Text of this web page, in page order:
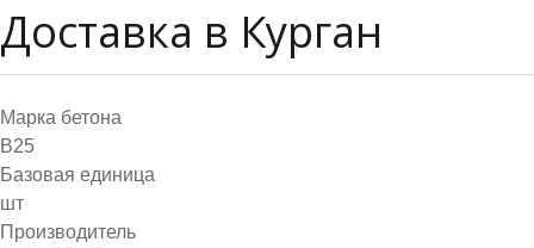
Доставка в Курган
Марка бетона
B25
Базовая единица
шт
Производитель